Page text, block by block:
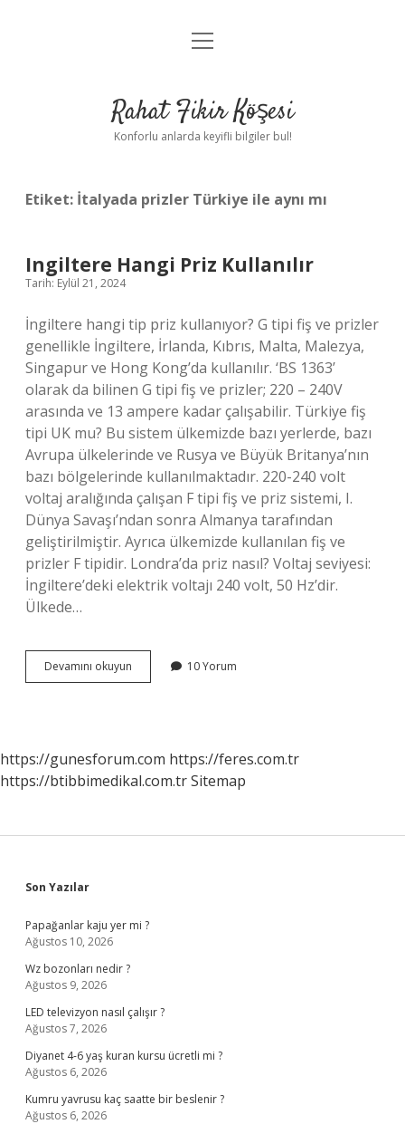
Anasayfa
Yasal Uyarı
menüyü
Rahat Fikir Köşesi
Konforlu anlarda keyifli bilgiler bul!
Etiket: İtalyada prizler Türkiye ile aynı mı
Ingiltere Hangi Priz Kullanılır
Tarih: Eylül 21, 2024
İngiltere hangi tip priz kullanıyor? G tipi fiş ve prizler
genellikle İngiltere, İrlanda, Kıbrıs, Malta, Malezya,
Singapur ve Hong Kong’da kullanılır. ‘BS 1363’
olarak da bilinen G tipi fiş ve prizler; 220 – 240V
arasında ve 13 ampere kadar çalışabilir. Türkiye fiş
tipi UK mu? Bu sistem ülkemizde bazı yerlerde, bazı
Avrupa ülkelerinde ve Rusya ve Büyük Britanya’nın
bazı bölgelerinde kullanılmaktadır. 220-240 volt
voltaj aralığında çalışan F tipi fiş ve priz sistemi, I.
Dünya Savaşı’ndan sonra Almanya tarafından
geliştirilmiştir. Ayrıca ülkemizde kullanılan fiş ve
prizler F tipidir. Londra’da priz nasıl? Voltaj seviyesi:
İngiltere’deki elektrik voltajı 240 volt, 50 Hz’dir.
Ülkede…
Devamını okuyun Ingiltere
Hangi
10 Yorum
https://gunesforum.com https://feres.com.tr
https://btibbimedikal.com.trSitemap
Sidebar
Son Yazılar
Papağanlar kaju yer mi ?
Ağustos 10, 2026
Wz bozonları nedir ?
Ağustos 9, 2026
LED televizyon nasıl çalışır ?
Ağustos 7, 2026
Diyanet 4-6 yaş kuran kursu ücretli mi ?
Ağustos 6, 2026
Kumru yavrusu kaç saatte bir beslenir ?
Ağustos 6, 2026